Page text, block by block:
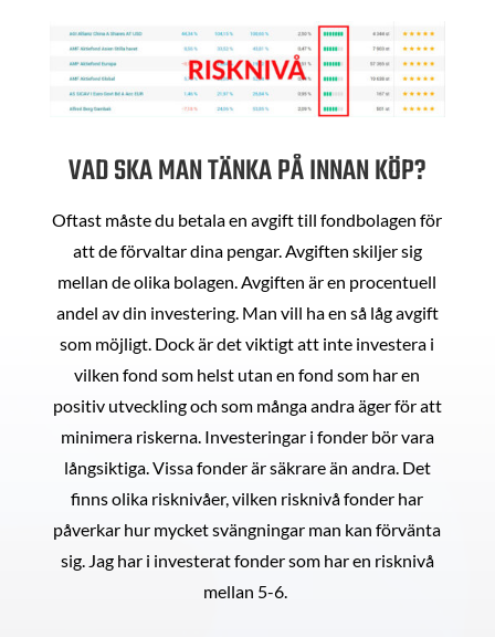
VAD SKA MAN TÄNKA PÅ INNAN KÖP?
Oftast måste du betala en avgift till fondbolagen för
att de förvaltar dina pengar. Avgiften skiljer sig
mellan de olika bolagen. Avgiften är en procentuell
andel av din investering. Man vill ha en så låg avgift
som möjligt. Dock är det viktigt att inte investera i
vilken fond som helst utan en fond som har en
positiv utveckling och som många andra äger för att
minimera riskerna. Investeringar i fonder bör vara
långsiktiga. Vissa fonder är säkrare än andra. Det
finns olika risknivåer, vilken risknivå fonder har
påverkar hur mycket svängningar man kan förvänta
sig. Jag har i investerat fonder som har en risknivå
mellan 5-6.